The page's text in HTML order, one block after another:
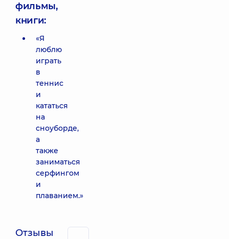
фильмы,
книги:
«Я
люблю
играть
в
теннис
и
кататься
на
сноуборде,
а
также
заниматься
серфингом
и
плаванием.»
Отзывы